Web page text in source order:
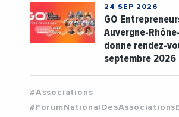
24 SEP 2026
GO
Auvergne-
donne rendez-
septembre 2026
#Associations